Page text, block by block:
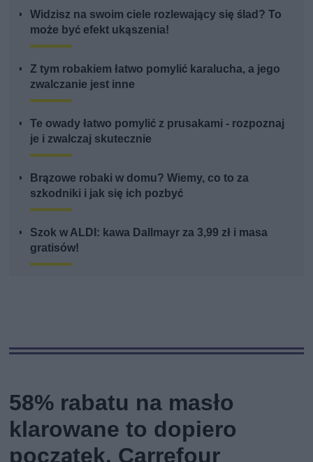
Widzisz na swoim ciele rozlewający się ślad? To
może być efekt ukąszenia!
Z tym robakiem łatwo pomylić karalucha, a jego
zwalczanie jest inne
Te owady łatwo pomylić z prusakami - rozpoznaj
je i zwalczaj skutecznie
Brązowe robaki w domu? Wiemy, co to za
szkodniki i jak się ich pozbyć
Szok w ALDI: kawa Dallmayr za 3,99 zł i masa
gratisów!
58% rabatu na masło
klarowane to dopiero
początek. Carrefour